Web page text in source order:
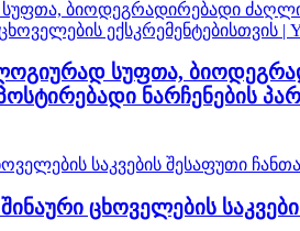
სუფთა,
ნარჩენების
ცხოველების